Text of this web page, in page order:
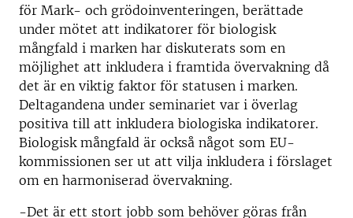
för Mark- och grödoinventeringen, berättade
under mötet att indikatorer för biologisk
mångfald i marken har diskuterats som en
möjlighet att inkludera i framtida övervakning då
det är en viktig faktor för statusen i marken.
Deltagandena under seminariet var i överlag
positiva till att inkludera biologiska indikatorer.
Biologisk mångfald är också något som EU-
kommissionen ser ut att vilja inkludera i förslaget
om en harmoniserad övervakning.
-Det är ett stort jobb som behöver göras från